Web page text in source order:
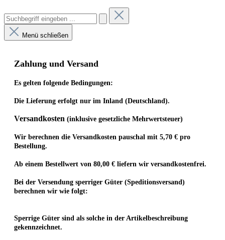
Menü schließen
Zahlung und Versand
Es gelten folgende Bedingungen:
Die Lieferung erfolgt nur im Inland (Deutschland).
Versandkosten (inklusive gesetzliche Mehrwertsteuer)
Wir berechnen die Versandkosten pauschal mit 5,70 € pro
Bestellung.
Ab einem Bestellwert von 80,00 € liefern wir versandkostenfrei.
Bei der Versendung sperriger Güter (Speditionsversand)
berechnen wir wie folgt:
Sperrige Güter sind als solche in der Artikelbeschreibung
gekennzeichnet.